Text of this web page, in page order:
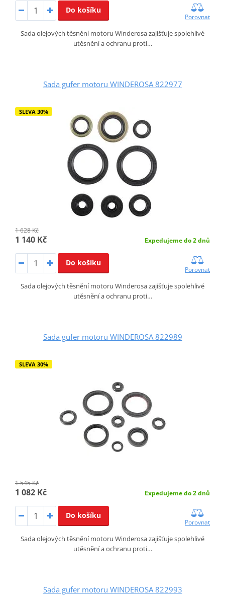
Do košíku
Porovnat
Sada olejových těsnění motoru Winderosa zajišťuje spolehlivé
utěsnění a ochranu proti…
Sada gufer motoru WINDEROSA 822977
SLEVA 30%
1 628 Kč
1 140 Kč Expedujeme do 2 dnů
Do košíku
Porovnat
Sada olejových těsnění motoru Winderosa zajišťuje spolehlivé
utěsnění a ochranu proti…
Sada gufer motoru WINDEROSA 822989
SLEVA 30%
1 545 Kč
1 082 Kč Expedujeme do 2 dnů
Do košíku
Porovnat
Sada olejových těsnění motoru Winderosa zajišťuje spolehlivé
utěsnění a ochranu proti…
Sada gufer motoru WINDEROSA 822993